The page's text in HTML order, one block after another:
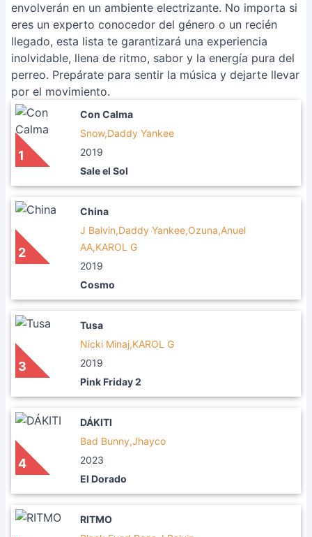
envolverán en un ambiente electrizante. No importa si
eres un experto conocedor del género o un recién
llegado, esta lista te garantizará una experiencia
inolvidable, llena de ritmo, sabor y la energía pura del
perreo. Prepárate para sentir la música y dejarte llevar
por el movimiento.
1
Con Calma
Snow,Daddy Yankee
2019
Sale el Sol
2
China
J Balvin,Daddy Yankee,Ozuna,Anuel
AA,KAROL G
2019
Cosmo
3
Tusa
Nicki Minaj,KAROL G
2019
Pink Friday 2
4
DÁKITI
Bad Bunny,Jhayco
2023
El Dorado
RITMO